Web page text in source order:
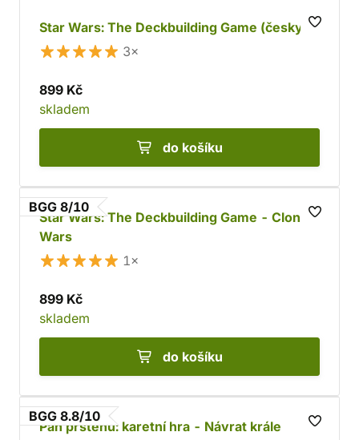
Star Wars: The Deckbuilding Game (česky)
3×
899 Kč
skladem
do košíku
BGG 8/10
Star Wars: The Deckbuilding Game - Clone
Wars
1×
899 Kč
skladem
do košíku
BGG 8.8/10
Pán prstenů: karetní hra - Návrat krále